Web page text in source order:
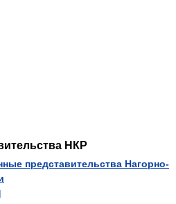
НКР
представительства Нагорно-